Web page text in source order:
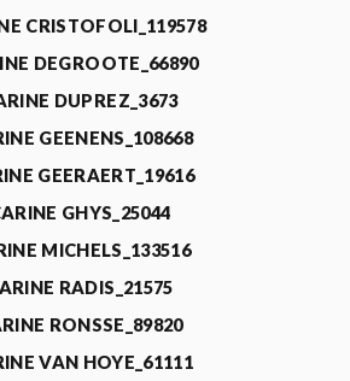
CRISTOFOLI_119578
DEGROOTE_66890
DUPREZ_3673
GEENENS_108668
GEERAERT_19616
GHYS_25044
MICHELS_133516
RADIS_21575
RONSSE_89820
VAN HOYE_61111